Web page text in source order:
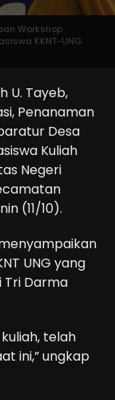
Workshop
KKNT-UNG.
U. Tayeb,
Penanaman
Desa
Kuliah
Negeri
(11/10).
UNG yang
Tri Darma
telah
ini,” ungkap